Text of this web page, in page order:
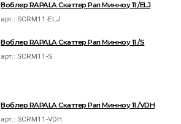
Воблер RAPALA Скаттер Рап Минноу 11 /ELJ
арт.: SCRM11-ELJ
Воблер RAPALA Скаттер Рап Минноу 11 /S
арт.: SCRM11-S
Воблер RAPALA Скаттер Рап Минноу 11 /VDH
арт.: SCRM11-VDH